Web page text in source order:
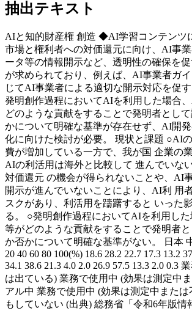
抽出テキスト
AIと知的財産権 創造 ◆AI学習コンテンツ
市場と権利者への対価還元に向け、AI事
ータ等の情報開示など、透明性の確保を
が求められており、例えば、AI事業者ガ
じてAI事業者による適切な開示対応を促
発明創作過程においてAIを利用した場合
どのような貢献をすることで発明者とし
かについて明確な基準が存在せず、AI開
化に向けた検討が必要。 現状と課題 ○AI
費が増加している一方で、我が国 企業の
AIの利活用は海外と比較して 進んでいな
対価還元 の機会が得られないことや、AI
開示が進んでいないことにより、AI利 用
スクがあり、利活用を躊躇すると いった
る。 ○発明創作過程においてAIを利用し
等がどのような貢献をすることで発明者
か否かについて明確な基準がない。 日本
20 40 60 80 100(%) 18.6 28.2 22.7 17.3 13.2
34.1 38.6 21.3 4.0 2.0 26.9 57.5 13.3 2.0 0.3
は出ている) 業務で使用中 (効果は測定中
アル中 業務で使用中 (効果は測定中また
もしていない (出典) 総務省「令和6年版情